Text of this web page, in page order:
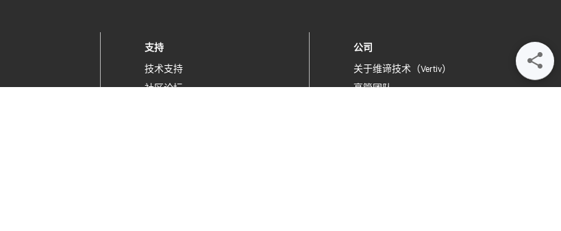
支持
技术支持
社区论坛
公司
关于维谛技术（Vertiv）
高管团队